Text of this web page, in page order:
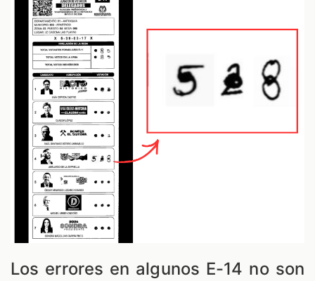
Los errores en algunos E-14 no son